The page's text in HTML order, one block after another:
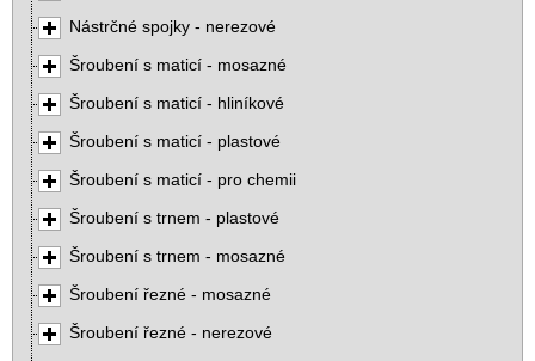
Nástrčné spojky - nerezové
Šroubení s maticí - mosazné
Šroubení s maticí - hliníkové
Šroubení s maticí - plastové
Šroubení s maticí - pro chemii
Šroubení s trnem - plastové
Šroubení s trnem - mosazné
Šroubení řezné - mosazné
Šroubení řezné - nerezové